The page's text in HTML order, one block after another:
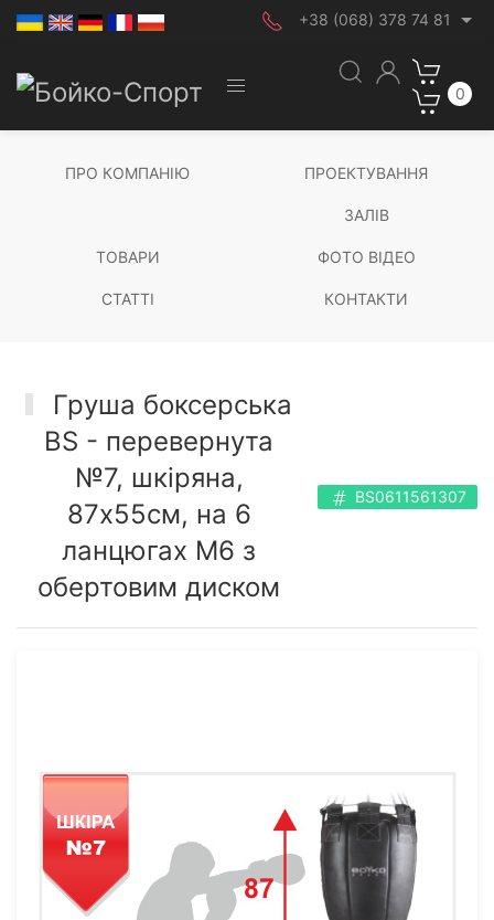
+38 (068) 378 74 81
0
ПРО КОМПАНІЮ ПРОЕКТУВАННЯ
ЗАЛІВ
ТОВАРИ ФОТО ВІДЕО
СТАТТІ КОНТАКТИ
Груша боксерська
BS - перевернута
№7, шкіряна,
87х55см, на 6
ланцюгах М6 з
обертовим диском
BS0611561307